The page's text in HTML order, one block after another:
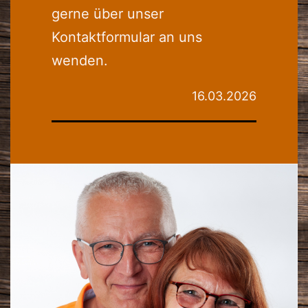
gerne über unser
Kontaktformular an uns
wenden.
16.03.2026